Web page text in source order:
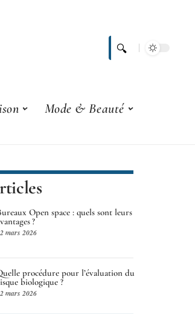
Mode & Beauté
Open space : quels sont leurs
?
mars 2026
procédure pour l’évaluation du
biologique ?
mars 2026